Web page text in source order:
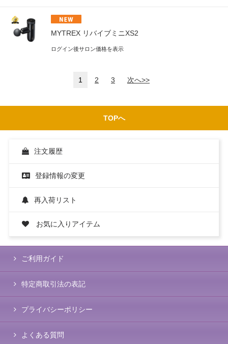
MYTREX リバイブミニXS2
ログイン後サロン価格を表示
1 2 3 次へ>>
TOPへ
注文履歴
登録情報の変更
再入荷リスト
お気に入りアイテム
ご利用ガイド
特定商取引法の表記
プライバシーポリシー
よくある質問